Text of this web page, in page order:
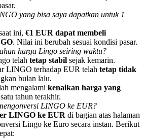
mendapatkan imbalan tunai
yang bisa saya dapatkan untuk 1
ini, €1 EUR dapat membeli
. Nilai ini berubah sesuai kondisi pasar.
harga Lingo seiring waktu?
telah tetap stabil sejak kemarin.
LINGO terhadap EUR telah tetap tidak
bulan lalu.
mengalami kenaikan harga yang
tahun terakhir.
LINGO ke EUR?
LINGO ke EUR di bagian atas halaman
Lingo ke Euro secara instan. Berikut